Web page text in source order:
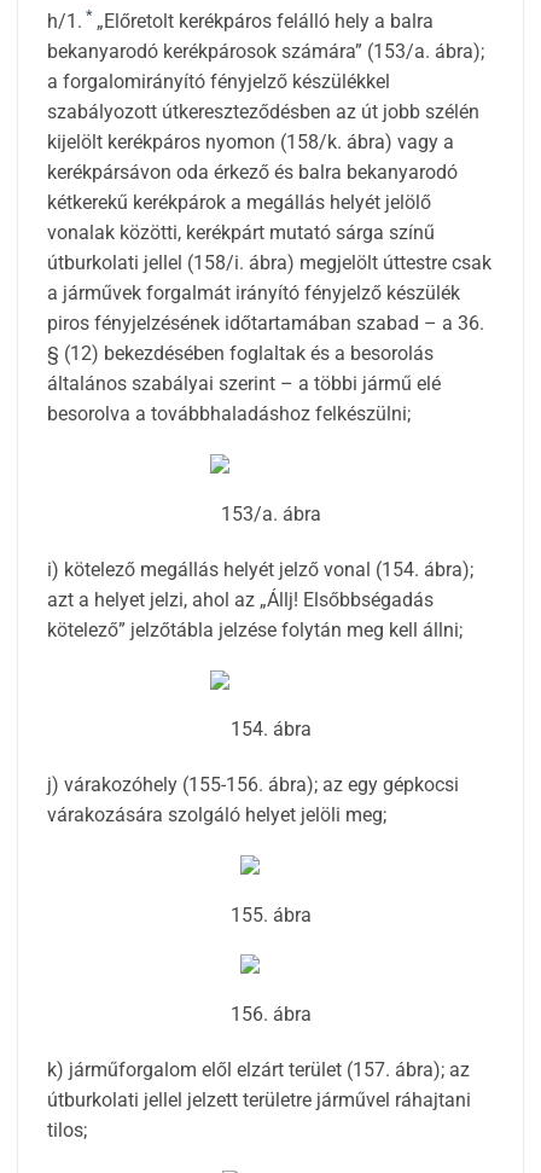
h/1. * „Előretolt kerékpáros felálló hely a balra
bekanyarodó kerékpárosok számára” (153/a. ábra);
a forgalomirányító fényjelző készülékkel
szabályozott útkereszteződésben az út jobb szélén
kijelölt kerékpáros nyomon (158/k. ábra) vagy a
kerékpársávon oda érkező és balra bekanyarodó
kétkerekű kerékpárok a megállás helyét jelölő
vonalak közötti, kerékpárt mutató sárga színű
útburkolati jellel (158/i. ábra) megjelölt úttestre csak
a járművek forgalmát irányító fényjelző készülék
piros fényjelzésének időtartamában szabad – a 36.
§ (12) bekezdésében foglaltak és a besorolás
általános szabályai szerint – a többi jármű elé
besorolva a továbbhaladáshoz felkészülni;
153/a. ábra
i) kötelező megállás helyét jelző vonal (154. ábra);
azt a helyet jelzi, ahol az „Állj! Elsőbbségadás
kötelező” jelzőtábla jelzése folytán meg kell állni;
154. ábra
j) várakozóhely (155-156. ábra); az egy gépkocsi
várakozására szolgáló helyet jelöli meg;
155. ábra
156. ábra
k) járműforgalom elől elzárt terület (157. ábra); az
útburkolati jellel jelzett területre járművel ráhajtani
tilos;